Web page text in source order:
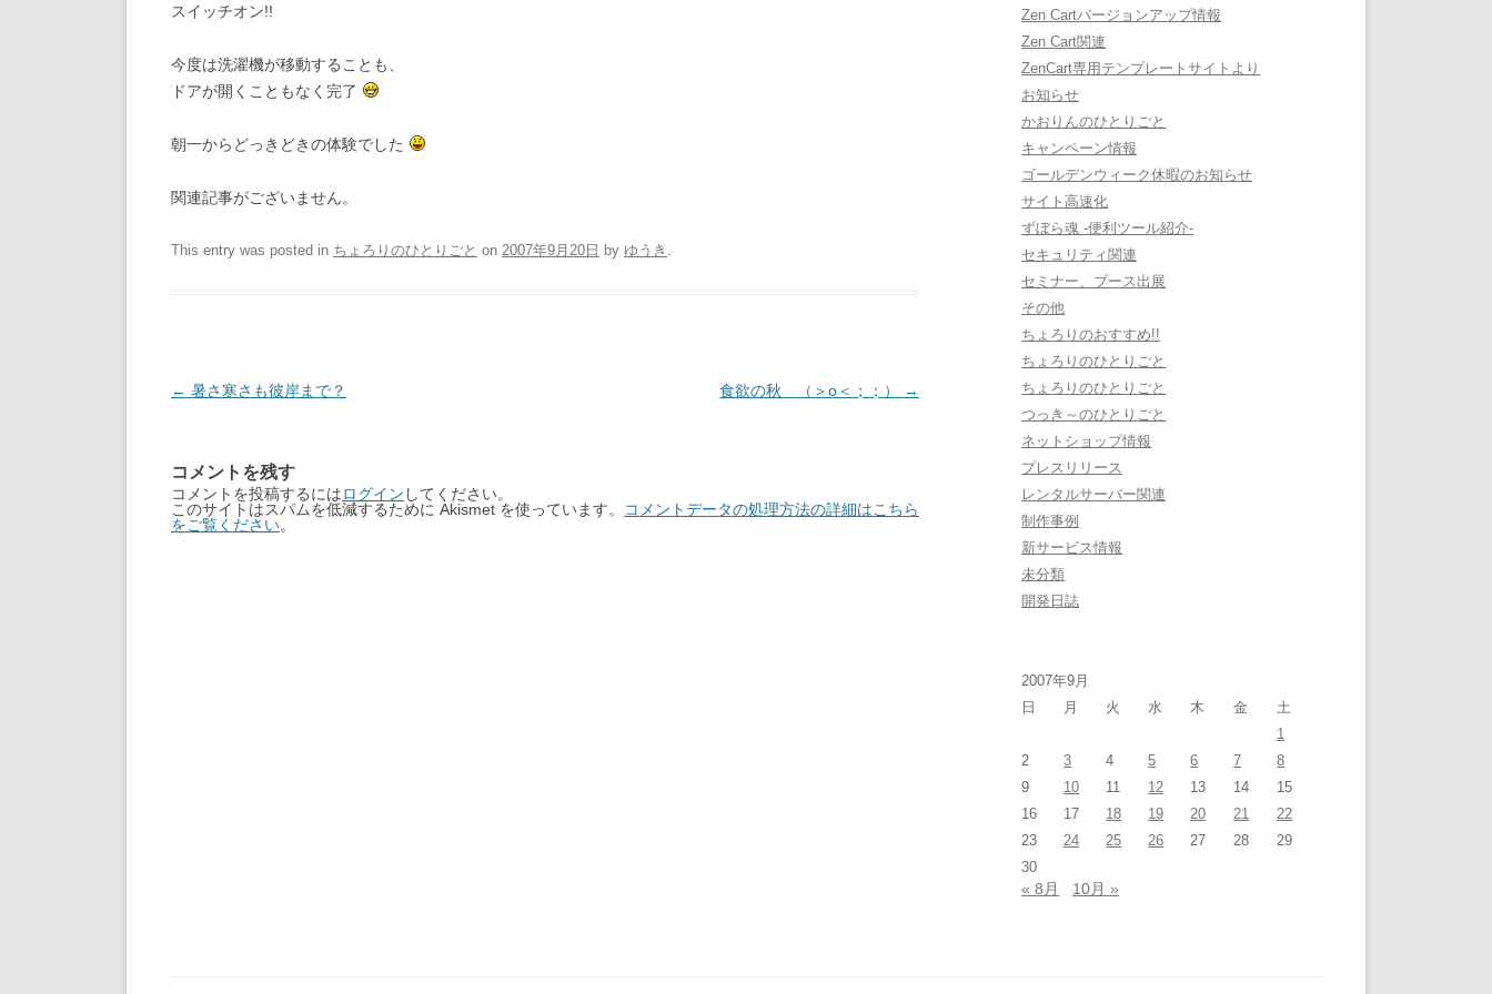
スイッチオン!!
今度は洗濯機が移動することも、
ドアが開くこともなく完了
朝一からどっきどきの体験でした
関連記事がございません。
This entry was posted in ちょろりのひとりごと on 2007年9月20日 by ゆうき .
Post
← 暑さ寒さも彼岸まで？ 食欲の秋 （＞o＜；；） →
コメントを残す
コメントを投稿するにはログイン してください。
このサイトはスパムを低減するために Akismet を使っています。
コメントデータの処理方法の詳細はこちら
をご覧ください。
Zen Cartバージョンアップ情報
Zen Cart関連
ZenCart専用テンプレートサイトより
お知らせ
かおりんのひとりごと
キャンペーン情報
ゴールデンウィーク休暇のお知らせ
サイト高速化
ずぼら魂 -便利ツール紹介-
セキュリティ関連
セミナー、ブース出展
その他
ちょろりのおすすめ!!
ちょろりのひとりごと
ちょろりのひとりごと
つっき～のひとりごと
ネットショップ情報
プレスリリース
レンタルサーバー関連
制作事例
新サービス情報
未分類
開発日誌
2007年9月
日
月 火 水 木 金
土
1
2
3 4 5 6 7
8
9
10 11 12 13 14
15
16
17 18 19 20 21
22
23
24 25 26 27 28
29
30
« 8月 10月 »